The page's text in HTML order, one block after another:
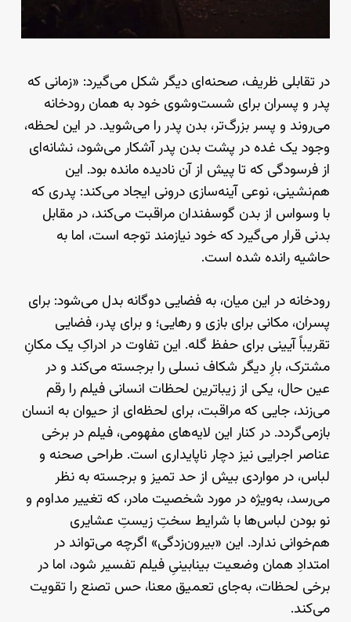
در تقابلی ظریف، صحنه‌ای دیگر شکل می‌گیرد: «زمانی که
پدر و پسران برای شست‌وشوی خود به همان رودخانه
می‌روند و پسر بزرگ‌تر، بدن پدر را می‌شوید. در این لحظه،
وجود یک غده در پشت بدن پدر آشکار می‌شود، نشانه‌ای
از فرسودگی که تا پیش از آن نادیده مانده بود. این
هم‌نشینی، نوعی آینه‌سازی درونی ایجاد می‌کند: پدری که
با وسواس از بدن گوسفندان مراقبت می‌کند، در مقابل
بدنی قرار می‌گیرد که خود نیازمند توجه است، اما به
حاشیه رانده شده است.
رودخانه در این میان، به فضایی دوگانه بدل می‌شود: برای
پسران، مکانی برای بازی و رهایی؛ و برای پدر، فضایی
تقریباً آیینی برای حفظ گله. این تفاوت در ادراکِ یک مکانِ
مشترک، بارِ دیگر شکاف نسلی را برجسته می‌کند و در
عین حال، یکی از زیباترین لحظات انسانی فیلم را رقم
می‌زند، جایی که مراقبت، برای لحظه‌ای از حیوان به انسان
بازمی‌گردد. در کنار این لایه‌های مفهومی، فیلم در برخی
عناصر اجرایی نیز دچار ناپایداری است. طراحی صحنه و
لباس، در مواردی بیش از حد تمیز و برجسته به نظر
می‌رسد، به‌ویژه در مورد شخصیت مادر، که تغییر مداوم و
نو بودن لباس‌ها با شرایط سختِ زیستِ عشایری
هم‌خوانی ندارد. این «بیرون‌زدگی» اگرچه می‌تواند در
امتدادِ همان وضعیت بینابینیِ فیلم تفسیر شود، اما در
برخی لحظات، به‌جای تعمیق معنا، حس تصنع را تقویت
می‌کند.